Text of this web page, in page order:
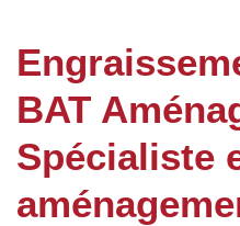
BAT
Spécialiste